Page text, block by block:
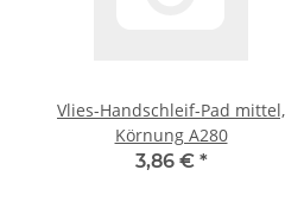
Vlies-Handschleif-Pad mittel,
Körnung A280
3,86 € *